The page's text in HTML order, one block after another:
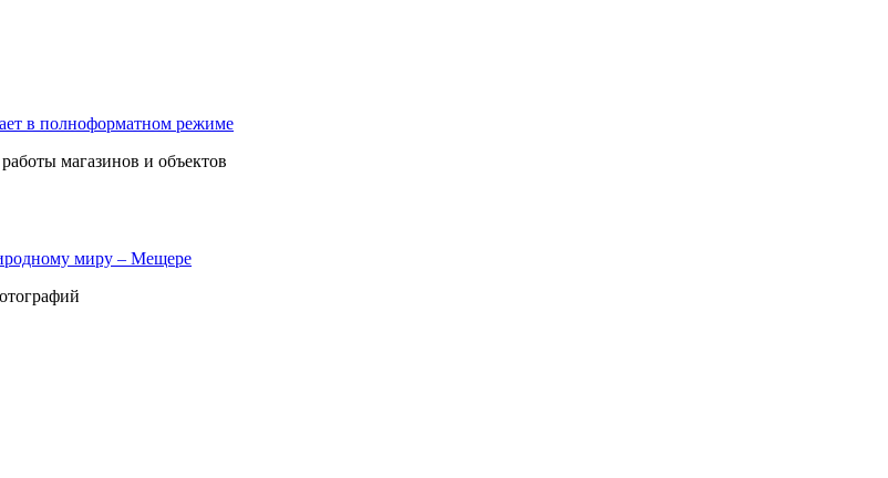
в полноформатном режиме
магазинов и объектов
миру – Мещере